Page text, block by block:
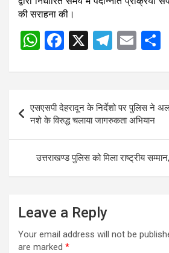
की सराहना की।
PostW
at
A
p
p
F
ce
o
o
k
X
T
e
gr
a
m
E
ail
navigation
एसएसपी देहरादून के निर्देशो पर पुलिस ने
नशे के विरुद्ध चलाया जागरुकता अभियान
उत्तराखण्ड पुलिस को मिला राष्ट्रीय
Leave a Reply
Your email address will not be
are marked *